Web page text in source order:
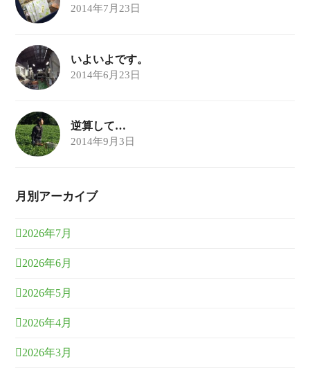
2014年7月23日
いよいよです。
2014年6月23日
逆算して…
2014年9月3日
月別アーカイブ
2026年7月
2026年6月
2026年5月
2026年4月
2026年3月